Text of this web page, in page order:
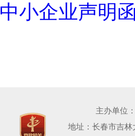
中小企业声明
主办单位
地址：长春市吉